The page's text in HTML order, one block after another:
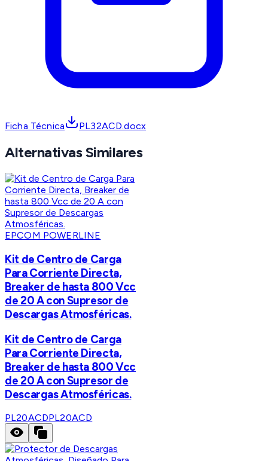
Ficha Técnica PL32ACD.docx
Alternativas Similares
EPCOM POWERLINE
Kit de Centro de Carga
Para Corriente Directa,
Breaker de hasta 800 Vcc
de 20 A con Supresor de
Descargas Atmosféricas.
Kit de Centro de Carga
Para Corriente Directa,
Breaker de hasta 800 Vcc
de 20 A con Supresor de
Descargas Atmosféricas.
PL20ACDPL20ACD